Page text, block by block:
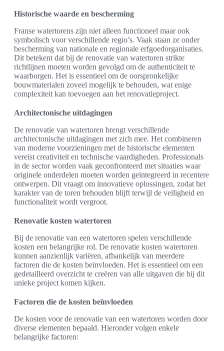
Historische waarde en bescherming
Franse watertorens zijn niet alleen functioneel maar ook
symbolisch voor verschillende regio’s. Vaak staan ze onder
bescherming van nationale en regionale erfgoedorganisaties.
Dit betekent dat bij de renovatie van watertoren strikte
richtlijnen moeten worden gevolgd om de authenticiteit te
waarborgen. Het is essentieel om de oorspronkelijke
bouwmaterialen zoveel mogelijk te behouden, wat enige
complexiteit kan toevoegen aan het renovatieproject.
Architectonische uitdagingen
De renovatie van watertoren brengt verschillende
architectonische uitdagingen met zich mee. Het combineren
van moderne voorzieningen met de historische elementen
vereist creativiteit en technische vaardigheden. Professionals
in de sector worden vaak geconfronteerd met situaties waar
originele onderdelen moeten worden geïntegreerd in recentere
ontwerpen. Dit vraagt om innovatieve oplossingen, zodat het
karakter van de toren behouden blijft terwijl de veiligheid en
functionaliteit wordt vergroot.
Renovatie kosten watertoren
Bij de renovatie van een watertoren spelen verschillende
kosten een belangrijke rol. De renovatie kosten watertoren
kunnen aanzienlijk variëren, afhankelijk van meerdere
factoren die de kosten beïnvloeden. Het is essentieel om een
gedetailleerd overzicht te creëren van alle uitgaven die bij dit
unieke project komen kijken.
Factoren die de kosten beïnvloeden
De kosten voor de renovatie van een watertoren worden door
diverse elementen bepaald. Hieronder volgen enkele
belangrijke factoren: